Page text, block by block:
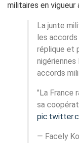
militaires en vigueur
La junte
les
réplique et
accords
"La France
sa
— Facely